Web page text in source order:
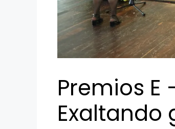
Premios E
Exaltando